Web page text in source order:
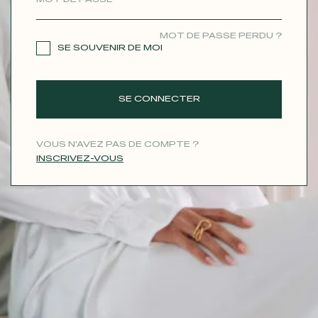
MOT DE PASSE PERDU ?
SE SOUVENIR DE MOI
SE CONNECTER
VOUS N'AVEZ PAS DE COMPTE ?
INSCRIVEZ-VOUS